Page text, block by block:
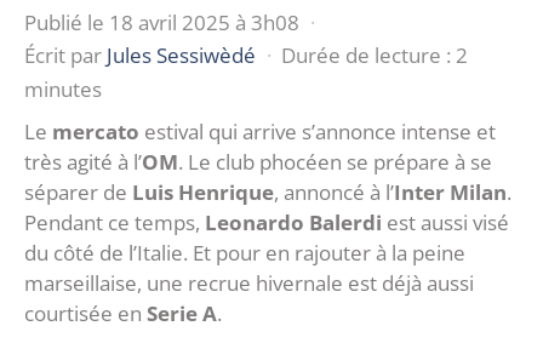
Publié le 18 avril 2025 à 3h08 ·
Écrit par Jules Sessiwèdé · Durée de lecture : 2
minutes
Le mercato estival qui arrive s’annonce intense et
très agité à l’OM. Le club phocéen se prépare à se
séparer de Luis Henrique, annoncé à l’Inter Milan.
Pendant ce temps, Leonardo Balerdi est aussi visé
du côté de l’Italie. Et pour en rajouter à la peine
marseillaise, une recrue hivernale est déjà aussi
courtisée en Serie A.